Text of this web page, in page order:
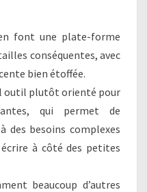
font une plate-forme
conséquentes, avec
bien étoffée.
outil plutôt orienté pour
qui permet de
des besoins complexes
à côté des petites
beaucoup d’autres